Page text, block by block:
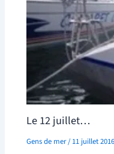
Le 12 juillet…
Gens de mer/11 juillet 2016